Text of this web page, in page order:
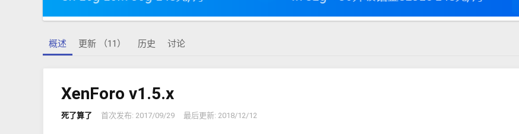
概述 更新 （11） 历史 讨论
XenForo v1.5.x
死了算了 首次发布: 2017/09/29 最后更新: 2018/12/12